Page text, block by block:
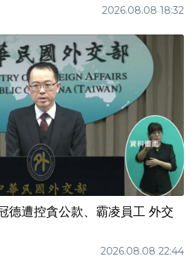
2026.08.08 18:32
德遭控貪公款、霸凌員工 外交
2026.08.08 22:44